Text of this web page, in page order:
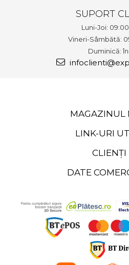
SUPORT
Luni-Joi:
Vineri-Sâmbătă:
Duminică:
MAGAZINUL
LINK-URI
CLIENȚI
DATE